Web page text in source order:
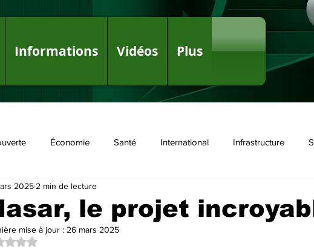
Informations Vidéos Plus
Économie Santé International Infrastructure
le Royaume Politique
le projet
2025 2 min de lecture
mise à jour : 26 mars 2025
Noté NaN étoiles sur 5.